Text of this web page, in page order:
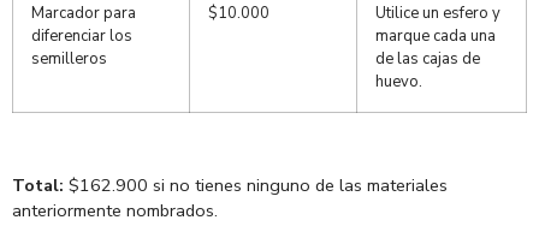
Marcador para
diferenciar los
semilleros
$10.000
Utilice un esfero y
marque cada una
de las cajas de
huevo.
Total: $162.900 si no tienes ninguno de las materiales
anteriormente nombrados.